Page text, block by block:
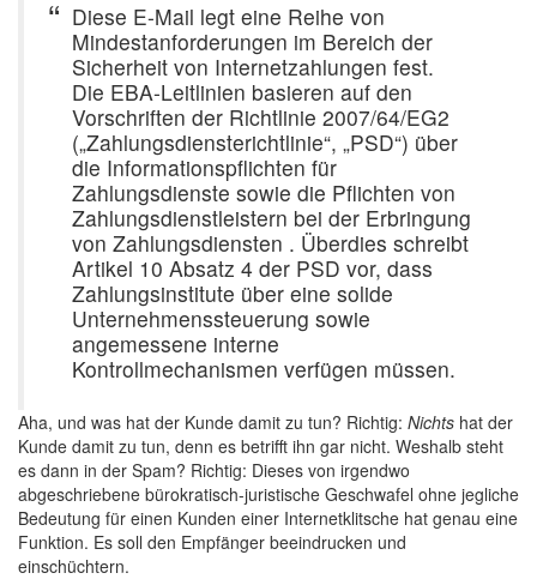
Diese E-Mail legt eine Reihe von
Mindestanforderungen im Bereich der
Sicherheit von Internetzahlungen fest.
Die EBA-Leitlinien basieren auf den
Vorschriften der Richtlinie 2007/64/EG2
(„Zahlungsdiensterichtlinie“, „PSD“) über
die Informationspflichten für
Zahlungsdienste sowie die Pflichten von
Zahlungsdienstleistern bei der Erbringung
von Zahlungsdiensten . Überdies schreibt
Artikel 10 Absatz 4 der PSD vor, dass
Zahlungsinstitute über eine solide
Unternehmenssteuerung sowie
angemessene interne
Kontrollmechanismen verfügen müssen.
Aha, und was hat der Kunde damit zu tun? Richtig: Nichts hat der
Kunde damit zu tun, denn es betrifft ihn gar nicht. Weshalb steht
es dann in der Spam? Richtig: Dieses von irgendwo
abgeschriebene bürokratisch-juristische Geschwafel ohne jegliche
Bedeutung für einen Kunden einer Internetklitsche hat genau eine
Funktion. Es soll den Empfänger beeindrucken und
einschüchtern.